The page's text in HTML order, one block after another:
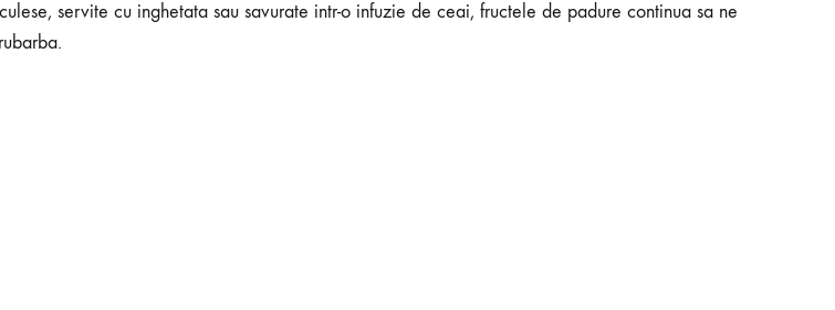
servite cu inghetata sau savurate intr-o infuzie de ceai, fructele de padure continua sa ne